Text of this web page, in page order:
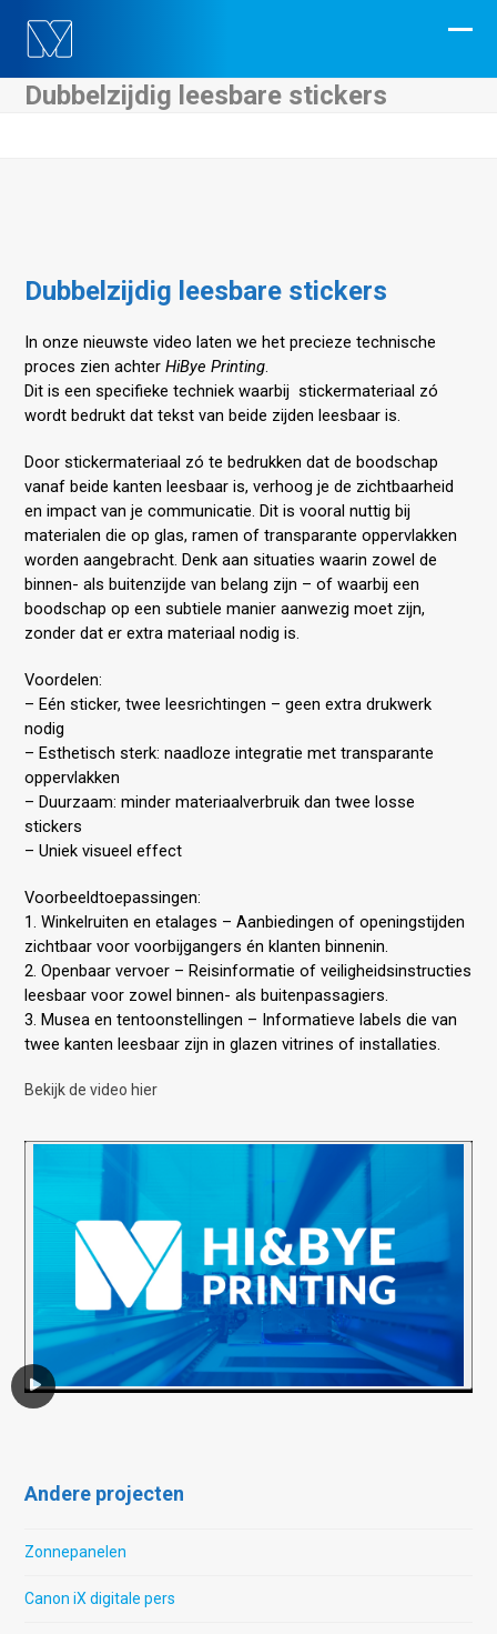
content
Dubbelzijdig leesbare stickers
Dubbelzijdig leesbare stickers
In onze nieuwste video laten we het precieze technische
proces zien achterHiBye Printing.
Dit is een specifieke techniek waarbij stickermateriaal zó
wordt bedrukt dat tekst van beide zijden leesbaar is.
Door stickermateriaal zó te bedrukken dat de boodschap
vanaf beide kanten leesbaar is, verhoog je de zichtbaarheid
en impact van je communicatie. Dit is vooral nuttig bij
materialen die op glas, ramen of transparante oppervlakken
worden aangebracht. Denk aan situaties waarin zowel de
binnen- als buitenzijde van belang zijn – of waarbij een
boodschap op een subtiele manier aanwezig moet zijn,
zonder dat er extra materiaal nodig is.
Voordelen:
– Eén sticker, twee leesrichtingen – geen extra drukwerk
nodig
– Esthetisch sterk: naadloze integratie met transparante
oppervlakken
– Duurzaam: minder materiaalverbruik dan twee losse
stickers
– Uniek visueel effect
Voorbeeldtoepassingen:
1. Winkelruiten en etalages – Aanbiedingen of openingstijden
zichtbaar voor voorbijgangers én klanten binnenin.
2. Openbaar vervoer – Reisinformatie of veiligheidsinstructies
leesbaar voor zowel binnen- als buitenpassagiers.
3. Musea en tentoonstellingen – Informatieve labels die van
twee kanten leesbaar zijn in glazen vitrines of installaties.
Bekijk de video hier
Andere projecten
Zonnepanelen
Canon iX digitale pers